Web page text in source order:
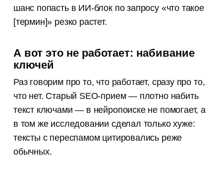
шанс попасть в ИИ-блок по запросу «что такое
[термин]» резко растет.
А вот это не работает: набивание
ключей
Раз говорим про то, что работает, сразу про то,
что нет. Старый SEO-прием — плотно набить
текст ключами — в нейропоиске не помогает, а
в том же исследовании сделал только хуже:
тексты с переспамом цитировались реже
обычных.